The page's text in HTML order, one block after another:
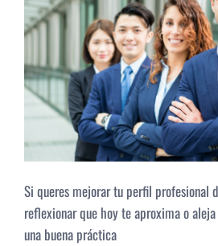
Si queres mejorar tu perfil profesional
reflexionar que hoy te aproxima o
una buena práctica